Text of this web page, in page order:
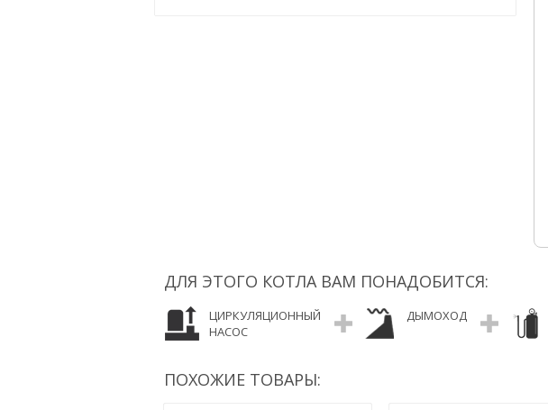
ДЛЯ ЭТОГО КОТЛА ВАМ ПОНАДОБИТСЯ:
ЦИРКУЛЯЦИОННЫЙ
НАСОС
ДЫМОХОД
ПОХОЖИЕ ТОВАРЫ: